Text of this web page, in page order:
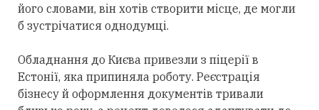
його словами, він хотів створити місце, де могли
б зустрічатися однодумці.
Обладнання до Києва привезли з піцерії в
Естонії, яка припиняла роботу. Реєстрація
бізнесу й оформлення документів тривали